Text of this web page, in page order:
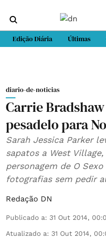
Edição Diária Últimas
diario-de-noticias
Carrie
pesadelo para
Sarah Jessica Parker
sapatos a West
personagem de O
fotografias sem pedir
Redação DN
Publicado a: 31 Out 2014,
Atualizado a: 31 Out 2014,